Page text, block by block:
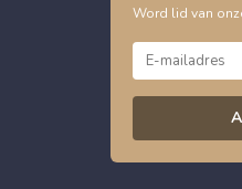
Word lid van